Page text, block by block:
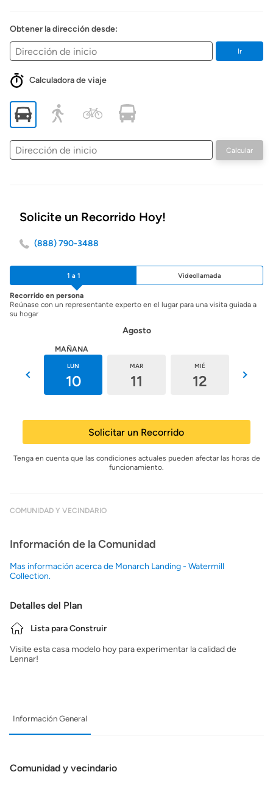
Obtener la dirección desde:
Ir
Calculadora de viaje
Dirección
de
Calcular
Solicite un Recorrido Hoy!
(888) 790-3488
1 a 1 Videollamada
Recorrido en persona
Reúnase con un representante experto en el lugar para una visita guiada a
su hogar
Agosto
MAÑANA
LUN
10
MAR
11
MIÉ
12
Solicitar un Recorrido
Tenga en cuenta que las condiciones actuales pueden afectar las horas de
funcionamiento.
COMUNIDAD Y VECINDARIO
Información de la Comunidad
Mas información acerca de Monarch Landing - Watermill
Collection.
Detalles del Plan
Lista para Construir
Visite esta casa modelo hoy para experimentar la calidad de
Lennar!
Información General
Comunidad y vecindario